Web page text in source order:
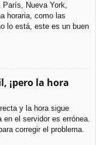
París, Nueva York,
horaria, como las
lo está, este es un buen
¡pero la hora
y la hora sigue
el servidor es errónea.
corregir el problema.